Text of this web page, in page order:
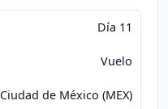
Día 11
Vuelo
Ciudad de México (MEX)